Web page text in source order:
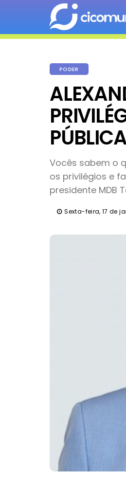
PODER
Vocês sabem o
os privilégios e
presidente MDB
Sexta-feira, 17 de